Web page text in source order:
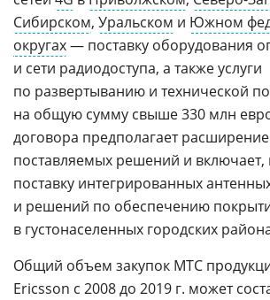
Сибирском, Уральском и Южном
округах— поставку оборудования
и сети радиодоступа, а также услуги
по развертыванию и технической
на общую сумму свыше 330 млн
договора предполагает расширение
поставляемых решений и включает,
поставку интегрированных
и решений по обеспечению
в густонаселенных городских
Общий объем закупок МТС
Ericsson с 2008 до 2019 г. может